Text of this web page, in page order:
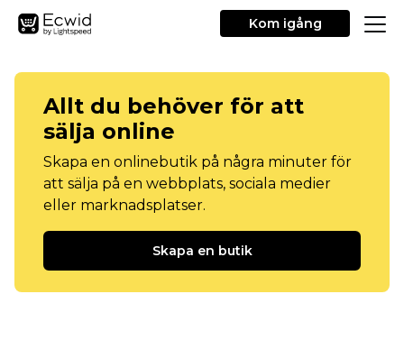
Kom igång
Allt du behöver för att
sälja online
Skapa en onlinebutik på några minuter för
att sälja på en webbplats, sociala medier
eller marknadsplatser.
Skapa en butik